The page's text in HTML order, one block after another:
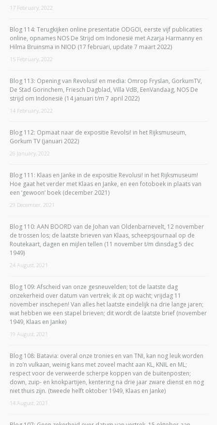
17 February, 2022
Blog 114: Terugkijken online presentatie ODGOI, eerste vijf publicaties
online, opnames NOS De Strijd om Indonesië met Azarja Harmanny en
Hilma Bruinsma in NIOD (17 februari, update 7 maart 2022)
15 February, 2022
Blog 113: Opening van Revolusi! en media: Omrop Fryslan, GorkumTV,
De Stad Gorinchem, Friesch Dagblad, Villa VdB, EenVandaag, NOS De
strijd om Indonesië (14 januari t/m 7 april 2022)
14 February, 2022
Blog 112: Opmaat naar de expositie Revolsi! in het Rijksmuseum,
Gorkum TV (januari 2022)
26 January, 2022
Blog 111: Klaas en Janke in de expositie Revolusi! in het Rijksmuseum!
Hoe gaat het verder met Klaas en Janke, en een fotoboek in plaats van
een ‘gewoon’ boek (december 2021)
29 December, 2021
Blog 110: AAN BOORD van de Johan van Oldenbarnevelt, 12 november
de trossen los; de laatste brieven van Klaas, scheepsjournaal op de
Routekaart, dagen en mijlen tellen (11 november t/m dinsdag 5 dec
1949)
24 August, 2021
Blog 109: Afscheid van onze gesneuvelden; tot de laatste dag
onzekerheid over datum van vertrek; ik zit op wacht; vrijdag 11
november inschepen! Van alles het laatste eindelijk na drie lange jaren;
wat hebben we een stapel brieven; dit wordt de laatste brief (november
1949, Klaas en Janke)
19 August, 2021
Blog 108: Batavia: overal onze tronies en van TNI, kan nog leuk worden
in zo’n vulkaan, weinig kans met zoveel macht aan KL, KNIL en ML;
respect voor de verweerde scherpe koppen van de buitenposten;
down, zuip- en knokpartijen, kentering na drie jaar zware dienst en nog
niet thuis zijn. (tweede helft oktober 1949, Klaas en Janke)
14 August, 2021